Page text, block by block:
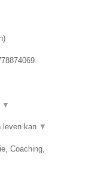
)
▼
leven kan ▼
Coaching,